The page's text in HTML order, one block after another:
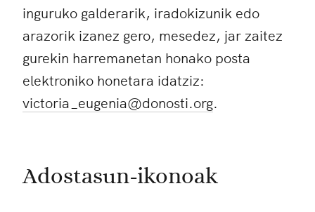
inguruko galderarik, iradokizunik edo
arazorik izanez gero, mesedez, jar zaitez
gurekin harremanetan honako posta
elektroniko honetara idatziz:
victoria_eugenia@donosti.org.
Adostasun-ikonoak